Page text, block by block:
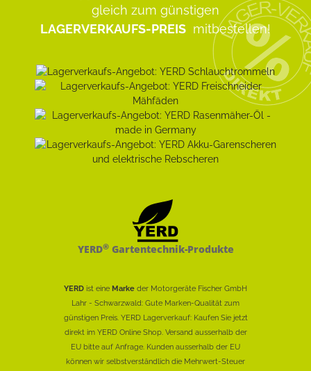
gleich zum günstigen
LAGERVERKAUFS-PREIS mitbestellen!
YERD®Gartentechnik-Produkte
YERD ist eine Marke der Motorgeräte Fischer GmbH
Lahr - Schwarzwald: Gute Marken-Qualität zum
günstigen Preis. YERD Lagerverkauf: Kaufen Sie jetzt
direkt im YERD Online Shop. Versand ausserhalb der
EU bitte auf Anfrage. Kunden ausserhalb der EU
können wir selbstverständlich die Mehrwert-Steuer